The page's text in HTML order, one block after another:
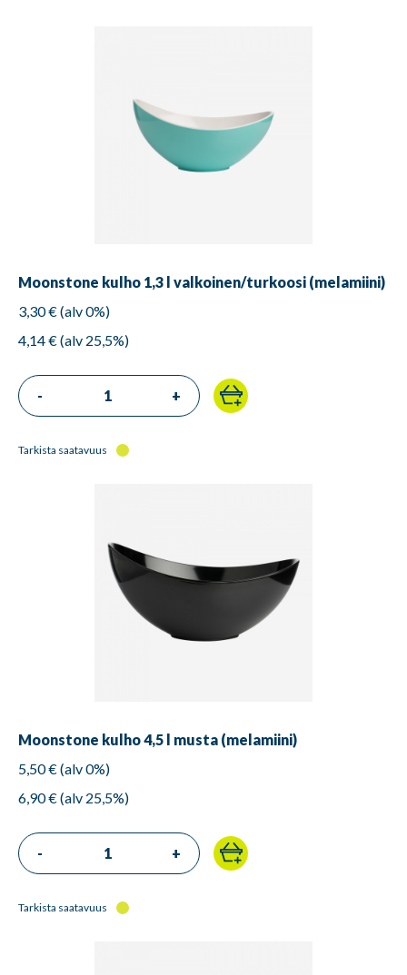
Moonstone kulho 1,3 l valkoinen/turkoosi (melamiini)
3,30 € (alv 0%)
4,14 € (alv 25,5%)
- +
Tarkista saatavuus
Moonstone kulho 4,5 l musta (melamiini)
5,50 € (alv 0%)
6,90 € (alv 25,5%)
- +
Tarkista saatavuus